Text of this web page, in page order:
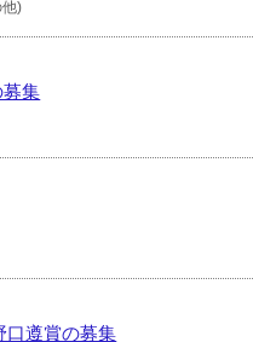
)
集
遵賞の募集